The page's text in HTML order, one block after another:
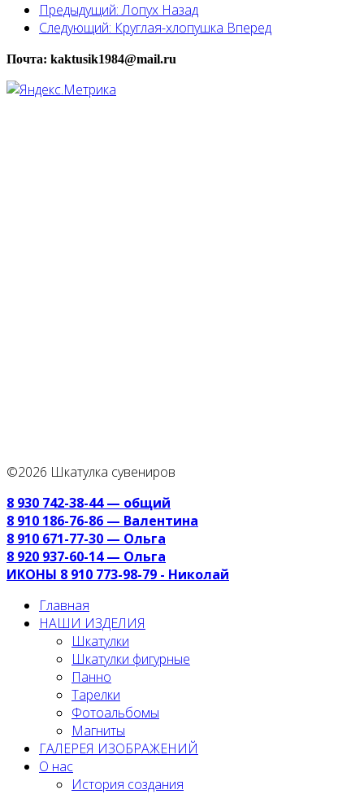
Предыдущий: Лопух Назад
Следующий: Круглая-хлопушка Вперед
Почта: kaktusik1984@mail.ru
©2026 Шкатулка сувениров
8 930 742-38-44 — общий
8 910 186-76-86 — Валентина
8 910 671-77-30 — Ольга
8 920 937-60-14 — Ольга
ИКОНЫ 8 910 773-98-79 - Николай
Главная
НАШИ ИЗДЕЛИЯ
Шкатулки
Шкатулки фигурные
Панно
Тарелки
Фотоальбомы
Магниты
ГАЛЕРЕЯ ИЗОБРАЖЕНИЙ
О нас
История создания